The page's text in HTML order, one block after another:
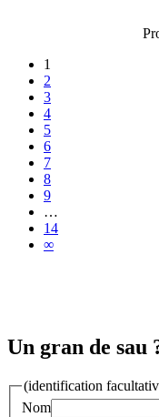
1
2
3
4
5
6
7
8
9
…
14
∞
Un gran de sau
(identification
Nom